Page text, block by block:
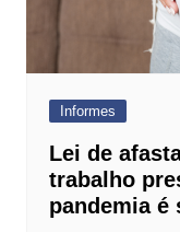
Informes
Lei de
trabalho
pandemia é